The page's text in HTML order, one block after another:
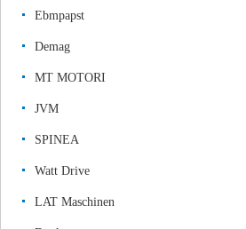
Ebmpapst
Demag
MT MOTORI
JVM
SPINEA
Watt Drive
LAT Maschinen